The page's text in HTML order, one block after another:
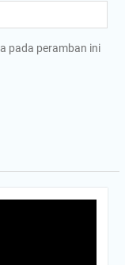
pada peramban ini